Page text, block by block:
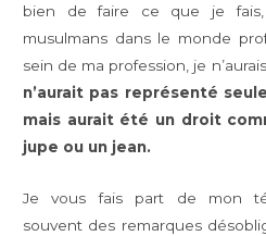
bien de faire ce que je
musulmans dans le monde
sein de ma profession, je
n’aurait pas représenté
mais aurait été un droit
jupe ou un jean.
Je vous fais part de mon
souvent des remarques